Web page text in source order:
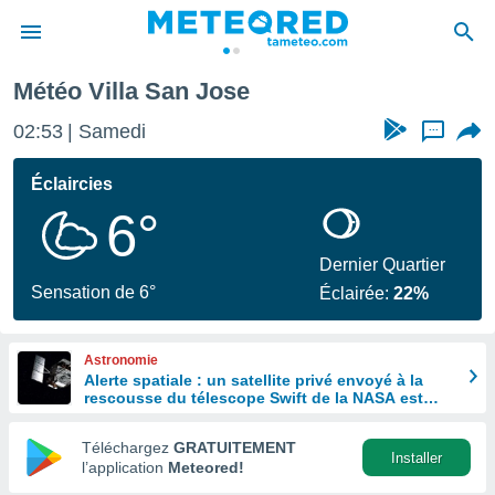
de
Météo Villa San Jose
02:53 Samedi ...
Éclaircies
6°
Sensation de 6°
Dernier Quartier
Éclairée:22%
Astronomie
Alerte spatiale : un satellite privé envoyé à la
rescousse du télescope Swift de la NASA est
Téléchargez GRATUITEMENT
l’application Meteored!
Installer